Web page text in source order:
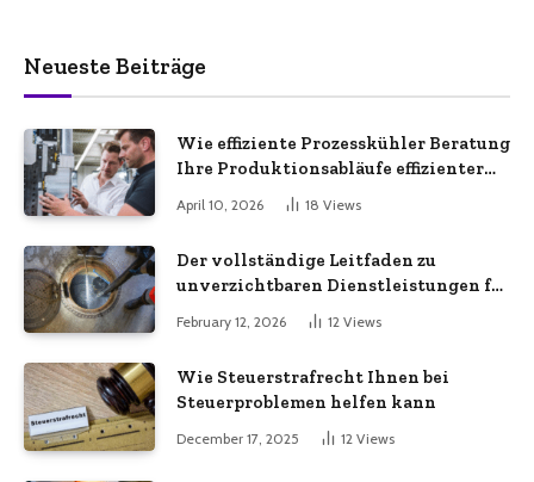
Neueste Beiträge
Wie effiziente Prozesskühler Beratung
Ihre Produktionsabläufe effizienter
April 10, 2026 18 Views
Der vollständige Leitfaden zu
unverzichtbaren Dienstleistungen für
eine sichere und effiziente
Gewerbeimmobilie
February 12, 2026 12 Views
Wie Steuerstrafrecht Ihnen bei
Steuerproblemen helfen kann
December 17, 2025 12 Views